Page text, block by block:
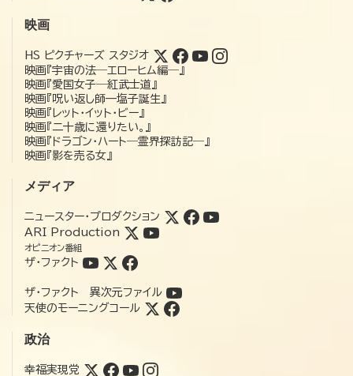
映画
HS ピクチャーズ スタジオ
映画『宇宙の法―エローヒム編―』
映画『愛国女子―紅武士道』
映画『呪い返し師—塩子誕生』
映画『レット・イット・ビー』
映画『二十歳に還りたい。』
映画『ドラゴン・ハート―霊界探訪記―』
映画『影を売る女』
メディア
ニュースター・プロダクション
ARI Production
オピニオン番組
ザ・ファクト
ザ・ファクト 異次元ファイル
天使のモーニングコール
政治
幸福実現党